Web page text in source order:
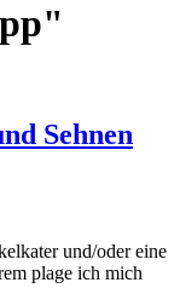
Sehnen
und/oder eine
plage ich mich